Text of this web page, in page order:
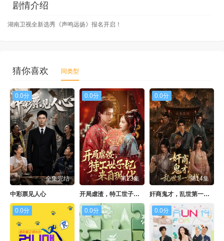
剧情介绍
湖南卫视全新选秀《声鸣远扬》报名开启！
猜你喜欢 同类型
0.0分
全集完结
中彩票见人心
0.0分
第23集
开局虐渣，特工世子妃来自现代
0.0分
第14集
奸商鬼才，乱世第一客栈!
0.0分 0.0分 0.0分